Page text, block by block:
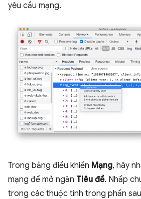
yêu cầu mạng.
Trong bảng điều khiển Mạng, hãy
mạng để mở ngăn Tiêu đề. Nhấp
trong các thuộc tính trong phần